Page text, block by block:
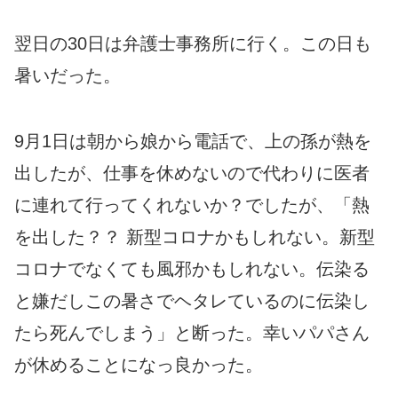
翌日の30日は弁護士事務所に行く。この日も
暑いだった。
9月1日は朝から娘から電話で、上の孫が熱を
出したが、仕事を休めないので代わりに医者
に連れて行ってくれないか？でしたが、「熱
を出した？？ 新型コロナかもしれない。新型
コロナでなくても風邪かもしれない。伝染る
と嫌だしこの暑さでヘタレているのに伝染し
たら死んでしまう」と断った。幸いパパさん
が休めることになっ良かった。